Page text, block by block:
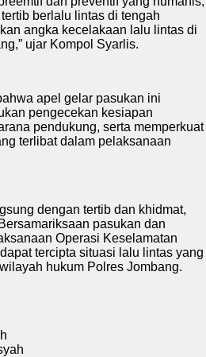
berlalu lintas di tengah
angka kecelakaan lalu lintas di
ujar Kompol Syarlis.
apel gelar pasukan ini
pengecekan kesiapan
pendukung, serta memperkuat
terlibat dalam pelaksanaan
dengan tertib dan khidmat,
pasukan dan
Operasi Keselamatan
tercipta situasi lalu lintas yang
hukum Polres Jombang.